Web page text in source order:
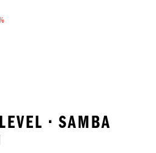
• SAMBA